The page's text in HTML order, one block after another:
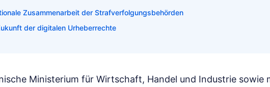
Zusammenarbeit der Strafverfolgungsbehörden
der digitalen Urheberrechte
Ministerium für Wirtschaft, Handel und Industrie sowie